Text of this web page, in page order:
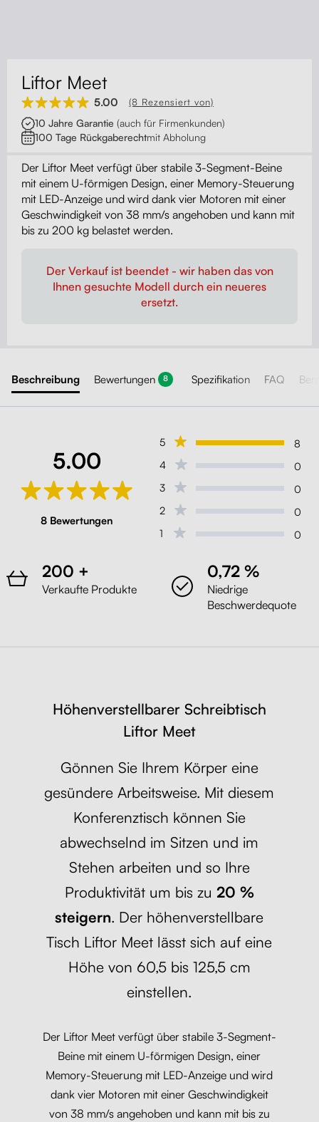
Monitorständer
Tischtrennwände
Rückenlehnen
Liftor Meet
5.00 (8 Rezensiert von)
10 Jahre Garantie (auch für Firmenkunden)
100 Tage Rückgaberechtmit Abholung
Der Liftor Meet verfügt über stabile 3-Segment-Beine
mit einem U-förmigen Design, einer Memory-Steuerung
mit LED-Anzeige und wird dank vier Motoren mit einer
Geschwindigkeit von 38 mm/s angehoben und kann mit
bis zu 200 kg belastet werden.
Der Verkauf ist beendet - wir haben das von
Ihnen gesuchte Modell durch ein neueres
ersetzt.
Beschreibung Bewertungen 8 Spezifikation FAQ
5.00
8 Bewertungen
5
8
4
0
3
0
2
0
1
0
200 +
Verkaufte Produkte
0,72 %
Niedrige
Beschwerdequote
Höhenverstellbarer Schreibtisch
Liftor Meet
Gönnen Sie Ihrem Körper eine
gesündere Arbeitsweise. Mit diesem
Konferenztisch können Sie
abwechselnd im Sitzen und im
Stehen arbeiten und so Ihre
Produktivität um bis zu 20 %
steigern. Der höhenverstellbare
Tisch Liftor Meet lässt sich auf eine
Höhe von 60,5 bis 125,5 cm
einstellen.
Der Liftor Meet verfügt über stabile 3-Segment-
Beine mit einem U-förmigen Design, einer
Memory-Steuerung mit LED-Anzeige und wird
dank vier Motoren mit einer Geschwindigkeit
von 38 mm/s angehoben und kann mit bis zu